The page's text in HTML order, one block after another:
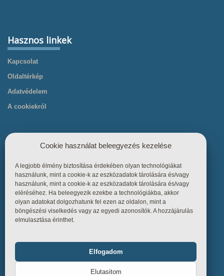
Hasznos linkek
Kapcsolat
Oldaltérkép
Adatvédelem
A cookiekról
Hasznos linkek
Főoldal
Termékek
Tudástár
Üzletszabályzat
Cookie használat beleegyezés kezelése
A legjobb élmény biztosítása érdekében olyan technológiákat
használunk, mint a cookie-k az eszközadatok tárolására és/vagy
használunk, mint a cookie-k az eszközadatok tárolására és/vagy
eléréséhez. Ha beleegyezik ezekbe a technológiákba, akkor
olyan adatokat dolgozhatunk fel ezen az oldalon, mint a
böngészési viselkedés vagy az egyedi azonosítók. A hozzájárulás
elmulasztása érinthet.
Elfogadom
Elutasitom